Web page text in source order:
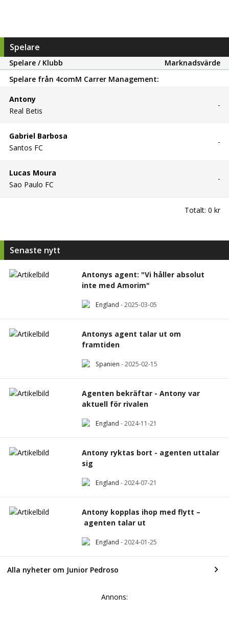
Spelare
Spelare / Klubb
Marknadsvärde
Spelare från 4comM Carrer Management:
Antony
Real Betis
-
Gabriel Barbosa
Santos FC
-
Lucas Moura
Sao Paulo FC
-
Totalt: 0 kr
Senaste nytt
Antonys agent: "Vi håller absolut
inte med Amorim"
England -2025-03-05
Antonys agent talar ut om
framtiden
Spanien -2025-02-15
Agenten bekräftar - Antony var
aktuell för rivalen
England -2024-11-21
Antony ryktas bort - agenten uttalar
sig
England -2024-07-21
Antony kopplas ihop med flytt –
agenten talar ut
England -2024-01-25
Alla nyheter om Junior Pedroso
Annons: